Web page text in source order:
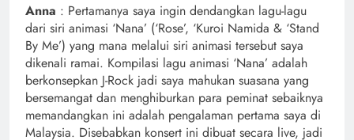
Anna : Pertamanya saya ingin dendangkan lagu-lagu
dari siri animasi ‘Nana’ (‘Rose’, ‘Kuroi Namida & ‘Stand
By Me’) yang mana melalui siri animasi tersebut saya
dikenali ramai. Kompilasi lagu animasi ‘Nana’ adalah
berkonsepkan J-Rock jadi saya mahukan suasana yang
bersemangat dan menghiburkan para peminat sebaiknya
memandangkan ini adalah pengalaman pertama saya di
Malaysia. Disebabkan konsert ini dibuat secara live, jadi